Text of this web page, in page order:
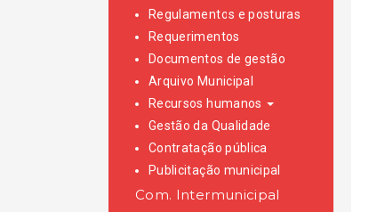
Regulamentos e posturas
Requerimentos
Documentos de gestão
Arquivo Municipal
Recursos humanos
Gestão da Qualidade
Contratação pública
Publicitação municipal
Com. Intermunicipal